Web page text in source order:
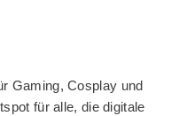
Gaming, Cosplay und
für alle, die digitale